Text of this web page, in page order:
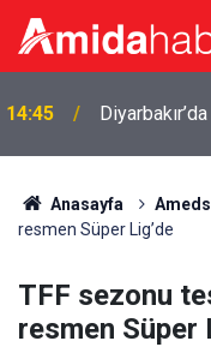
14:45
Anasayfa
resmen Süper Lig’de
TFF sezonu
resmen Süper